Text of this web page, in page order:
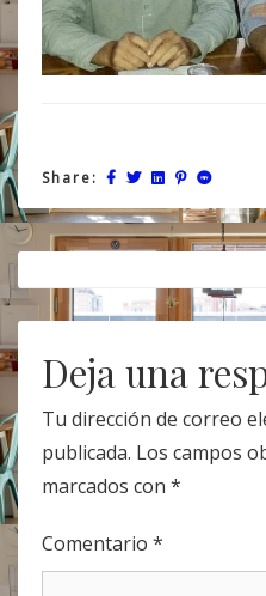
Share:
Post
Deja una
Tu dirección de correo
publicada. Los campos
marcados con *
Comentario *